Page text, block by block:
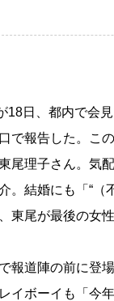
18日、都内で会
で報告した。こ
尾理子さん。気
結婚にも「“（
東尾が最後の女
報道陣の前に登
イボーイも「今